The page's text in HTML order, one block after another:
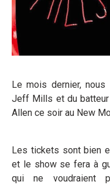
Le mois dernier,
Jeff Mills et du batteur
Allen ce soir au New
Les tickets sont bien
et le show se fera à
qui ne voudraient